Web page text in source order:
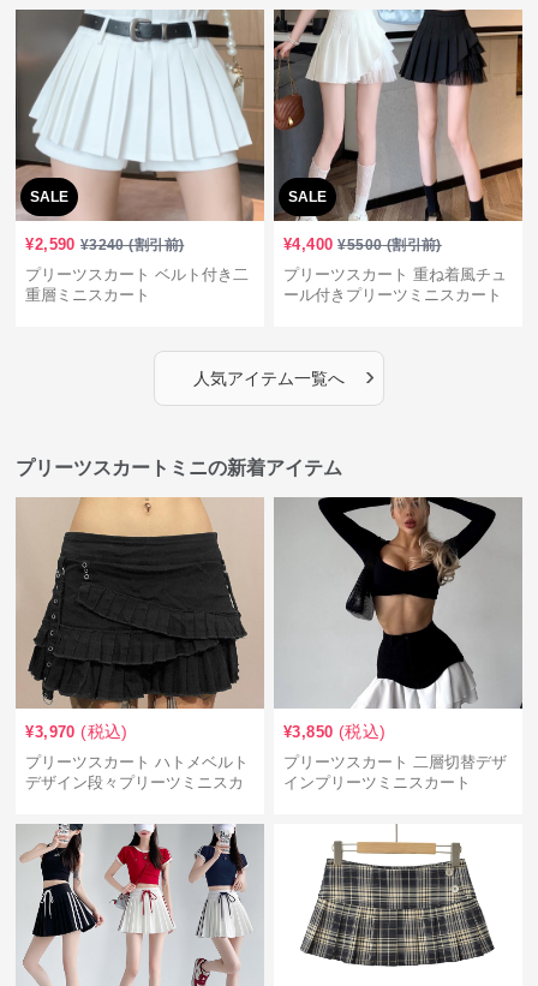
SALE
¥2,590 ¥3240(割引前)
プリーツスカート ベルト付き二
重層ミニスカート
SALE
¥4,400 ¥5500(割引前)
プリーツスカート 重ね着風チュ
ール付きプリーツミニスカート
人気アイテム一覧へ ›
プリーツスカートミニの新着アイテム
¥3,970 (税込)
プリーツスカート ハトメベルト
デザイン段々プリーツミニスカ
¥3,850 (税込)
プリーツスカート 二層切替デザ
インプリーツミニスカート